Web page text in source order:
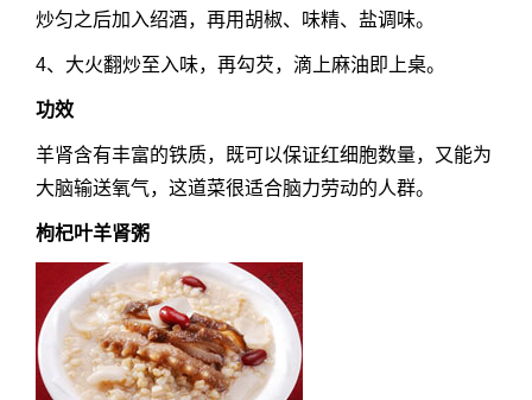
炒匀之后加入绍酒，再用胡椒、味精、盐调味。
4、大火翻炒至入味，再勾芡，滴上麻油即上桌。
功效
羊肾含有丰富的铁质，既可以保证红细胞数量，又能为
大脑输送氧气，这道菜很适合脑力劳动的人群。
枸杞叶羊肾粥